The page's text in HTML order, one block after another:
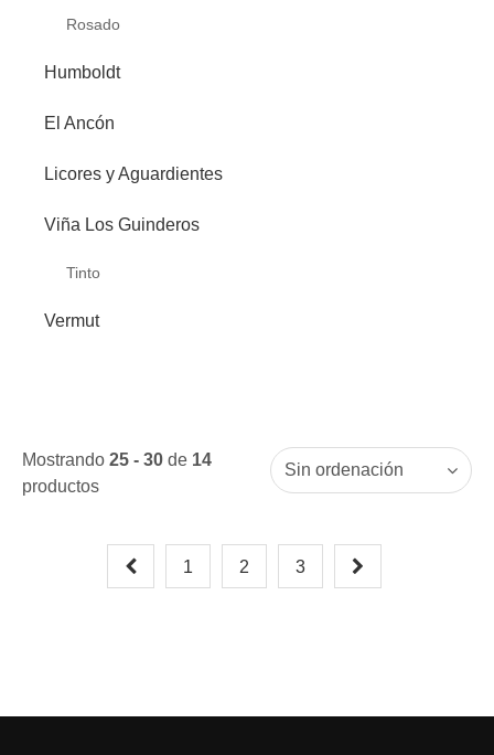
Rosado
Humboldt
El Ancón
Licores y Aguardientes
Viña Los Guinderos
Tinto
Vermut
Mostrando 25 - 30 de 14
productos
Sin ordenación
1 2 3